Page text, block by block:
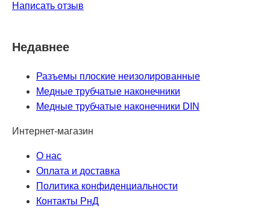
Написать отзыв
Недавнее
Разъемы плоские неизолированные
Медные трубчатые наконечники
Медные трубчатые наконечники DIN
Интернет-магазин
О нас
Оплата и доставка
Политика конфиденциальности
Контакты РнД